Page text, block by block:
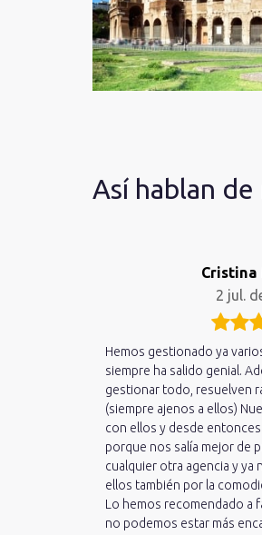
Así hablan
Cristina
2 jul.
Hemos gestionado ya
siempre ha salido genial.
gestionar todo, resuelven
(siempre ajenos a ellos)
con ellos y desde
porque nos salía mejor de
cualquier otra agencia y ya
ellos también por la
Lo hemos recomendado a
no podemos estar más